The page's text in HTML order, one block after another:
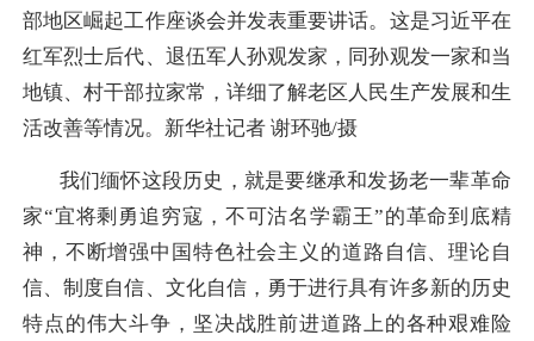
部地区崛起工作座谈会并发表重要讲话。这是习近平在
红军烈士后代、退伍军人孙观发家，同孙观发一家和当
地镇、村干部拉家常，详细了解老区人民生产发展和生
活改善等情况。新华社记者 谢环驰/摄
我们缅怀这段历史，就是要继承和发扬老一辈革命
家“宜将剩勇追穷寇，不可沽名学霸王”的革命到底精
神，不断增强中国特色社会主义的道路自信、理论自
信、制度自信、文化自信，勇于进行具有许多新的历史
特点的伟大斗争，坚决战胜前进道路上的各种艰难险